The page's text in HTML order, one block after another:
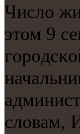
Число
этом 9
словам,